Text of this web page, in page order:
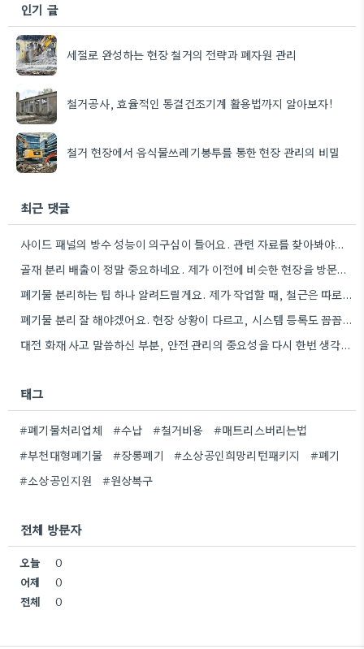
인기 글
세절로 완성하는 현장 철거의 전략과 폐자원 관리
철거공사, 효율적인 동결건조기계 활용법까지 알아보자!
철거 현장에서 음식물쓰레기봉투를 통한 현장 관리의 비밀
최근 댓글
사이드 패널의 방수 성능이 의구심이 들어요. 관련 자료를 찾아봐야겠네요.
골재 분리 배출이 정말 중요하네요. 제가 이전에 비슷한 현장을 방문했을 때도 이렇게 철저하게 분류하지 않은…
폐기물 분리하는 팁 하나 알려드릴게요. 제가 작업할 때, 철근은 따로 모아두고 골재는 색깔별로 구분해서 보관했는데,…
폐기물 분리 잘 해야겠어요. 현장 상황이 다르고, 시스템 등록도 꼼꼼히 확인해야 하니까.
대전 화재 사고 말씀하신 부분, 안전 관리의 중요성을 다시 한번 생각하게 되네요. 특히 규모가 큰…
태그
#폐기물처리업체 #수납 #철거비용
#매트리스버리는법
#부천대형폐기물
#장롱폐기 #소상공인희망리턴패키지
#폐기
#소상공인지원
#원상복구
전체 방문자
오늘
0
어제
0
전체
0